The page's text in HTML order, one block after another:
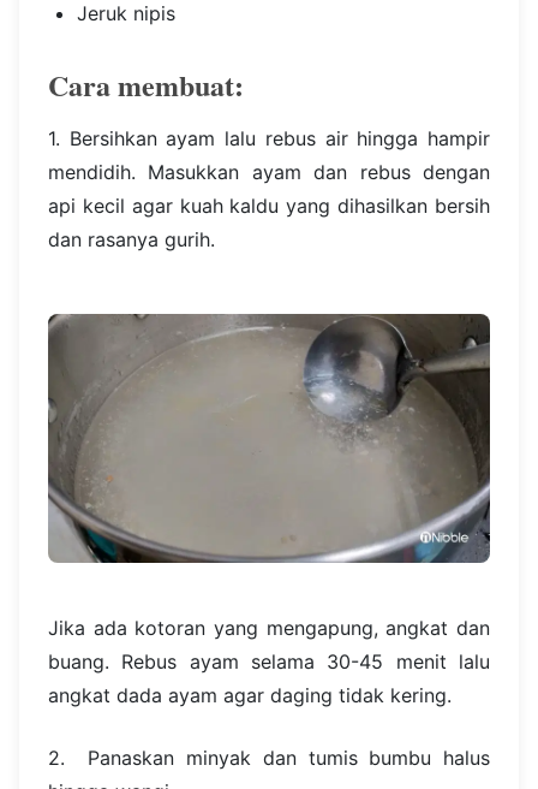
Jeruk nipis
Cara membuat:
1. Bersihkan ayam lalu rebus air hingga hampir
mendidih. Masukkan ayam dan rebus dengan
api kecil agar kuah kaldu yang dihasilkan bersih
dan rasanya gurih.
Jika ada kotoran yang mengapung, angkat dan
buang. Rebus ayam selama 30-45 menit lalu
angkat dada ayam agar daging tidak kering.
2. Panaskan minyak dan tumis bumbu halus